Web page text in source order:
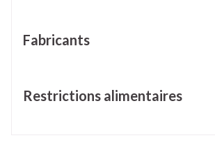
Fabricants
Restrictions alimentaires